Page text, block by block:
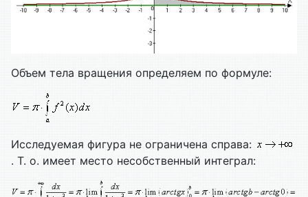
Объем тела вращения определяем по формуле:
Исследуемая фигура не ограничена справа:
. Т. о. имеет место несобственный интеграл: